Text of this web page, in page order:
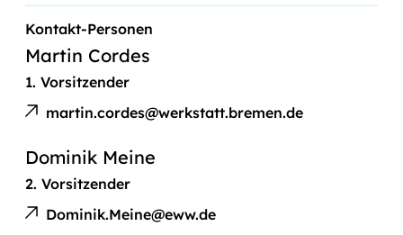
Kontakt-Personen
Martin Cordes
1. Vorsitzender
martin.cordes@werkstatt.bremen.de
E-
Mail
an
Martin
Cordes
Dominik Meine
2. Vorsitzender
Dominik.Meine@eww.de
E-
Mail
an
Dominik
Meine